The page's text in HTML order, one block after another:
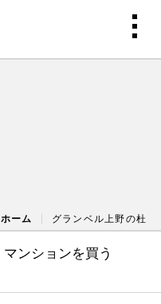
ホーム グランベル上野の杜
マンションを買う